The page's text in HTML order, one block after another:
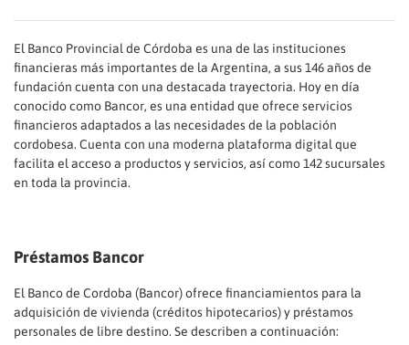
El Banco Provincial de Córdoba es una de las instituciones
financieras más importantes de la Argentina, a sus 146 años de
fundación cuenta con una destacada trayectoria. Hoy en día
conocido como Bancor, es una entidad que ofrece servicios
financieros adaptados a las necesidades de la población
cordobesa. Cuenta con una moderna plataforma digital que
facilita el acceso a productos y servicios, así como 142 sucursales
en toda la provincia.
Préstamos Bancor
El Banco de Cordoba (Bancor) ofrece financiamientos para la
adquisición de vivienda (créditos hipotecarios) y préstamos
personales de libre destino. Se describen a continuación: